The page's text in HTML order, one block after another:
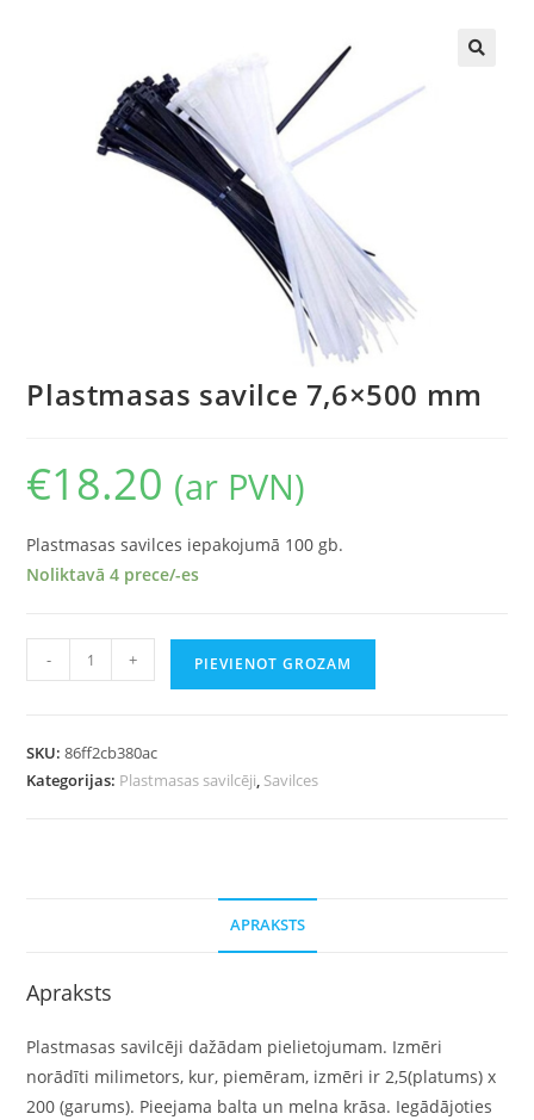
Plastmasas savilce 7,6×500 mm
€18.20 (ar PVN)
Plastmasas savilces iepakojumā 100 gb.
Noliktavā 4 prece/-es
- + PIEVIENOT GROZAM
SKU:86ff2cb380ac
Kategorijas: Plastmasas savilcēji, Savilces
APRAKSTS
Apraksts
Plastmasas savilcēji dažādam pielietojumam. Izmēri
norādīti milimetors, kur, piemēram, izmēri ir 2,5(platums) x
200 (garums). Pieejama balta un melna krāsa. Iegādājoties